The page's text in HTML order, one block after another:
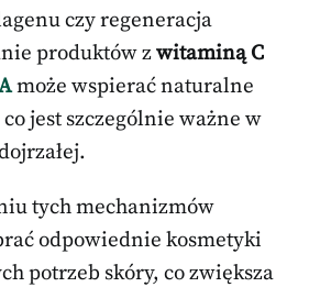
czy regeneracja
produktów zwitaminą C
może wspierać naturalne
jest szczególnie ważne w
tych mechanizmów
odpowiednie kosmetyki
potrzeb skóry, co zwiększa